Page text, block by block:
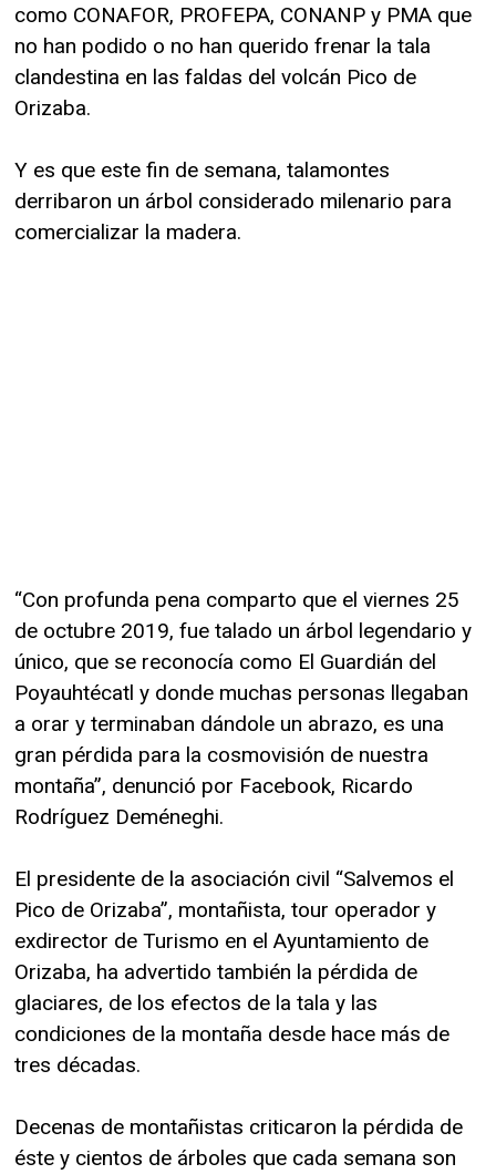
como CONAFOR, PROFEPA, CONANP y PMA que
no han podido o no han querido frenar la tala
clandestina en las faldas del volcán Pico de
Orizaba.
Y es que este fin de semana, talamontes
derribaron un árbol considerado milenario para
comercializar la madera.
“Con profunda pena comparto que el viernes 25
de octubre 2019, fue talado un árbol legendario y
único, que se reconocía como El Guardián del
Poyauhtécatl y donde muchas personas llegaban
a orar y terminaban dándole un abrazo, es una
gran pérdida para la cosmovisión de nuestra
montaña”, denunció por Facebook, Ricardo
Rodríguez Deméneghi.
El presidente de la asociación civil “Salvemos el
Pico de Orizaba”, montañista, tour operador y
exdirector de Turismo en el Ayuntamiento de
Orizaba, ha advertido también la pérdida de
glaciares, de los efectos de la tala y las
condiciones de la montaña desde hace más de
tres décadas.
Decenas de montañistas criticaron la pérdida de
éste y cientos de árboles que cada semana son